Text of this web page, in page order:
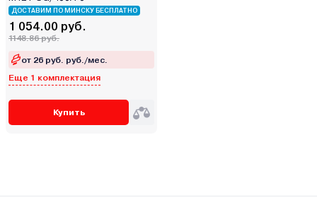
ДОСТАВИМ ПО МИНСКУ БЕСПЛАТНО
1 054.00 руб.
1148.86 руб.
от 26 руб. руб./мес.
Еще 1 комплектация
Купить